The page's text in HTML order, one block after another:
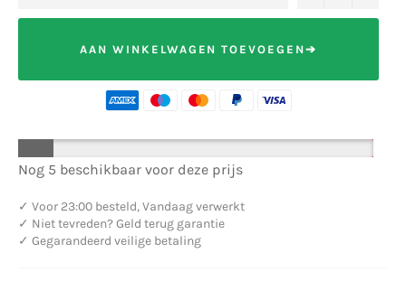
AAN WINKELWAGEN TOEVOEGEN➔
Nog 5 beschikbaar voor deze prijs
✓ Voor 23:00 besteld, Vandaag verwerkt
✓ Niet tevreden? Geld terug garantie
✓ Gegarandeerd veilige betaling